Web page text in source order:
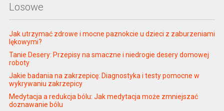
Losowe
Jak utrzymać zdrowe i mocne paznokcie u dzieci z zaburzeniami
lękowymi?
Tanie Desery: Przepisy na smaczne i niedrogie desery domowej
roboty
Jakie badania na zakrzepicę: Diagnostyka i testy pomocne w
wykrywaniu zakrzepicy
Medytacja a redukcja bólu: Jak medytacja może zmniejszać
doznawanie bólu